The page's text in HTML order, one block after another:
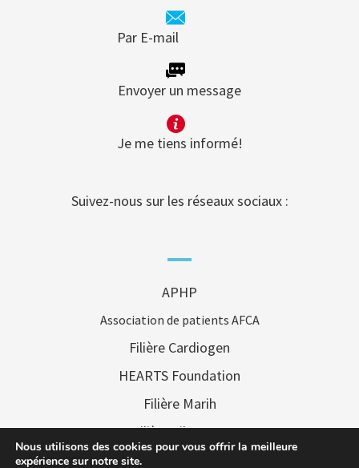
Par E-mail
Envoyer un message
Je me tiens informé!
Suivez-nous sur les réseaux sociaux :
APHP
Association de patients AFCA
Filière Cardiogen
HEARTS Foundation
Filière Marih
Filière Filenums
Nous utilisons des cookies pour vous offrir la meilleure
expérience sur notre site.